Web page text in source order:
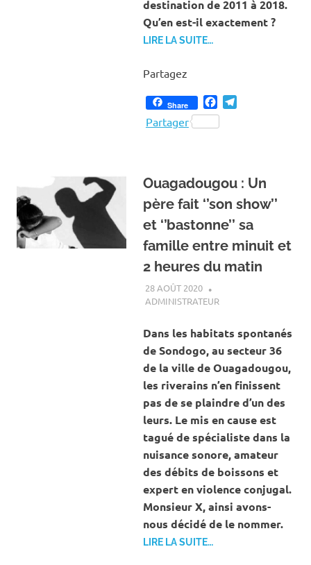
destination de 2011 à 2018.
Qu’en est-il exactement ?
LIRE LA SUITE…
Partagez
Share Facebook
Partager
Ouagadougou : Un
père fait ‘’son show’’
et ‘’bastonne’’ sa
famille entre minuit et
2 heures du matin
28 AOÛT 2020
ADMINISTRATEURACTUALITÉ
Dans les habitats spontanés
de Sondogo, au secteur 36
de la ville de Ouagadougou,
les riverains n’en finissent
pas de se plaindre d’un des
leurs. Le mis en cause est
tagué de spécialiste dans la
nuisance sonore, amateur
des débits de boissons et
expert en violence conjugal.
Monsieur X, ainsi avons-
nous décidé de le nommer.
LIRE LA SUITE…